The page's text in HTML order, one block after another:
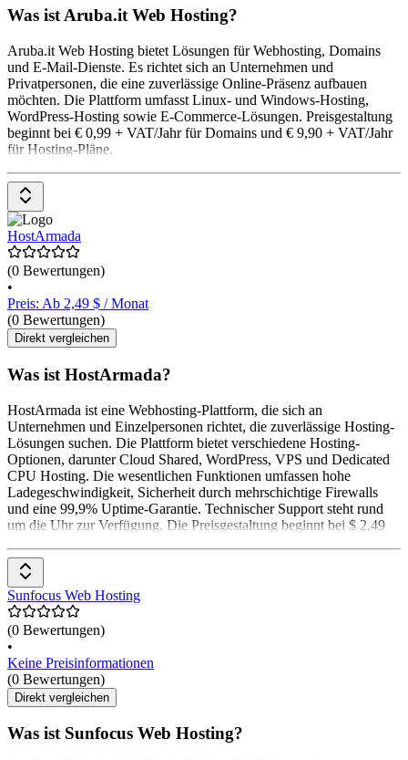
Was ist Aruba.it Web Hosting?
Aruba.it Web Hosting bietet Lösungen für Webhosting, Domains
und E-Mail-Dienste. Es richtet sich an Unternehmen und
Privatpersonen, die eine zuverlässige Online-Präsenz aufbauen
möchten. Die Plattform umfasst Linux- und Windows-Hosting,
WordPress-Hosting sowie E-Commerce-Lösungen. Preisgestaltung
beginnt bei € 0,99 + VAT/Jahr für Domains und € 9,90 + VAT/Jahr
für Hosting-Pläne.
HostArmada
(0 Bewertungen)
•
Preis: Ab 2,49 $ / Monat
(0 Bewertungen)
Direkt vergleichen
Was ist HostArmada?
HostArmada ist eine Webhosting-Plattform, die sich an
Unternehmen und Einzelpersonen richtet, die zuverlässige Hosting-
Lösungen suchen. Die Plattform bietet verschiedene Hosting-
Optionen, darunter Cloud Shared, WordPress, VPS und Dedicated
CPU Hosting. Die wesentlichen Funktionen umfassen hohe
Ladegeschwindigkeit, Sicherheit durch mehrschichtige Firewalls
und eine 99,9% Uptime-Garantie. Technischer Support steht rund
um die Uhr zur Verfügung. Die Preisgestaltung beginnt bei $ 2,49
Sunfocus Web Hosting
(0 Bewertungen)
•
Keine Preisinformationen
(0 Bewertungen)
Direkt vergleichen
Was ist Sunfocus Web Hosting?